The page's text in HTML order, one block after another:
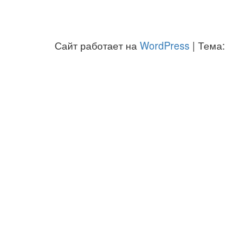
Сайт работает на WordPress | Тема: